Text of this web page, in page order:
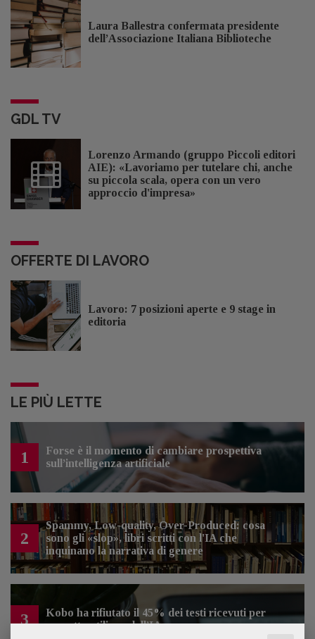
Laura Ballestra confermata presidente
dell’Associazione Italiana Biblioteche
GDL TV
Lorenzo Armando (gruppo Piccoli editori
AIE): «Lavoriamo per tutelare chi, anche
su piccola scala, opera con un vero
approccio d'impresa»
OFFERTE DI LAVORO
Lavoro: 7 posizioni aperte e 9 stage in
editoria
LE PIÙ LETTE
1
Forse è il momento di cambiare prospettiva
sull’intelligenza artificiale
2
Spammy, Low-quality, Over-Produced: cosa
sono gli «slop», libri scritti con l'IA che
inquinano la narrativa di genere
3
Kobo ha rifiutato il 45% dei testi ricevuti per
sospetto utilizzo dell’IA